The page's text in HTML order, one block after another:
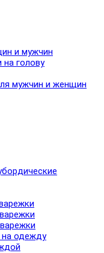
и мужчин
голову
мужчин и женщин
одежду